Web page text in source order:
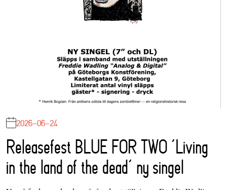
2026-06-24
Releasefest BLUE FOR TWO ‘Living
in the land of the dead’ ny singel